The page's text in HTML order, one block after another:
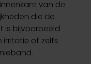
van de
die de
is bijvoorbeeld
irritatie of zelfs